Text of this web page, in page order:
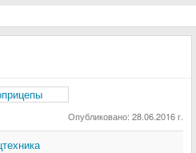
Опубликовано: 28.06.2016 г.